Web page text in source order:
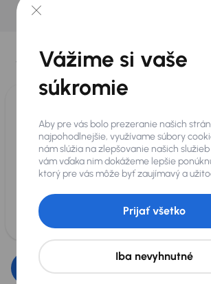
Vybrali sme
Vyberáme pre vás tienajlepšie vozidláz
pre vás vykúpime
Vážime si vaše
súkromie
Aby pre vás bolo prezeranie našich
najpohodlnejšie, využívame súbory
nám slúžia na zlepšovanie našich
vám vďaka nim dokážeme lepšie
ktorý pre vás môže byť zaujímavý a
Iba nevyhnutné
Prijať všetko